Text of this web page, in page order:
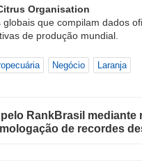
Organisation
que compilam dados
de produção mundial.
Negócio Laranja
RankBrasil
de recordes